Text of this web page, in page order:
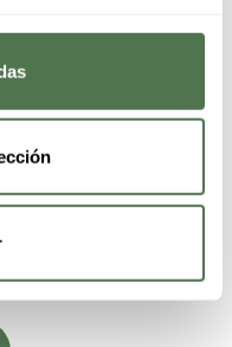
in this browser for